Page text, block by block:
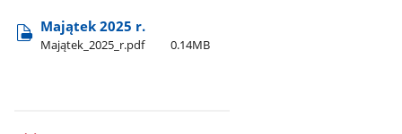
Majątek 2025 r.
Majątek​_2025​_r.pdf 0.14MB